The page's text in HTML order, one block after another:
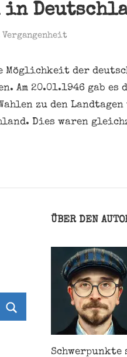
in
Vergangenheit
der
20.01.1946 gab es
zu den Landtagen
Dies waren
ÜBER DEN